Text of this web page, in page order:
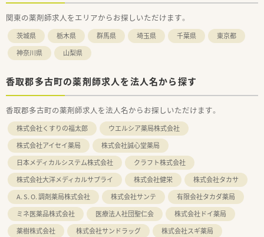
関東の薬剤師求人をエリアからお探しいただけます。
茨城県 栃木県 群馬県 埼玉県 千葉県
東京都
神奈川県
山梨県
香取郡多古町の薬剤師求人を法人名から探す
香取郡多古町の薬剤師求人を法人名からお探しいただけます。
株式会社くすりの福太郎
ウエルシア薬局株式会社
株式会社アイセイ薬局
株式会社誠心堂薬局
日本メディカルシステム株式会社
クラフト株式会社
株式会社大洋メディカルサプライ
株式会社健栄
株式会社タカサ
A. S. O. 調剤薬局株式会社
株式会社サンテ
有限会社タカダ薬局
ミネ医薬品株式会社
医療法人社団聖仁会
株式会社ドイ薬局
薬樹株式会社
株式会社サンドラッグ
株式会社スギ薬局